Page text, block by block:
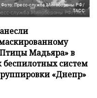
Фото: Пресс-служба Минобороны РФ/
ТАСС
Мадьяра» в
беспилотных систем
«Днепр»